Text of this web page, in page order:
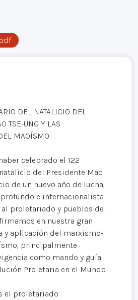
DEL NATALICIO DEL
TSE-UNG Y LAS
MAOÍSMO
celebrado el 122
del Presidente Mao
de un nuevo año de lucha,
e internacionalista
proletariado y pueblos del
en nuestra gran
y aplicación del marxismo-
principalmente
como mando y guía
Proletaria en el Mundo.
el proletariado